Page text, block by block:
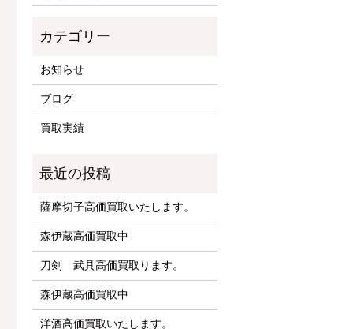
お知らせ
ブログ
買取実績
薩摩切子高価買取いたします。
森伊蔵高価買取中
刀剣 武具高価買取ります。
森伊蔵高価買取中
洋酒高価買取いたします。